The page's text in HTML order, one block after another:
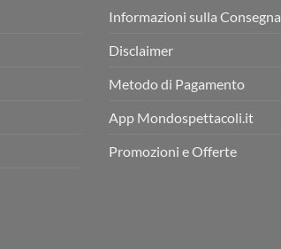
Informazioni sulla Consegna
Disclaimer
Metodo di Pagamento
App Mondospettacoli.it
Promozioni e Offerte